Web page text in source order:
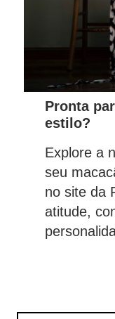
Pronta
estilo?
Explore a
seu
no site da
atitude,